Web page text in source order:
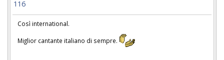
116
Così international.
Miglior cantante italiano di sempre.